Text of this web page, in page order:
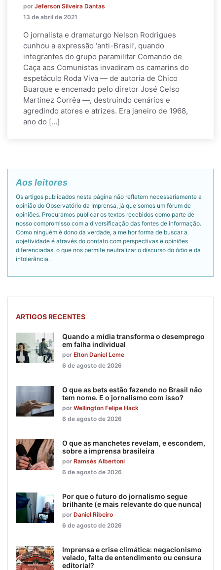
por Jeferson Silveira Dantas
13 de abril de 2021
O jornalista e dramaturgo Nelson Rodrigues
cunhou a expressão ‘anti-Brasil’, quando
integrantes do grupo paramilitar Comando de
Caça aos Comunistas invadiram os camarins do
espetáculo Roda Viva — de autoria de Chico
Buarque e encenado pelo diretor José Celso
Martinez Corrêa —, destruindo cenários e
agredindo atores e atrizes. Era janeiro de 1968,
ano do […]
Aos leitores
Os artigos publicados nesta página não refletem necessariamente a
opinião do Observatório da Imprensa, já que somos um fórum de
opiniões. Procuramos publicar os textos recebidos como parte de
nosso compromisso com a diversificação das fontes de informação.
Como ninguém é dono da verdade, a melhor forma de buscar a
objetividade é através do contato com perspectivas e opiniões
diferenciadas, o que nos permite neutralizar o discurso do ódio e da
intolerância.
ARTIGOS RECENTES
Quando a mídia transforma o desemprego
em falha individual
por Elton Daniel Leme
6 de agosto de 2026
O que as bets estão fazendo no Brasil não
tem nome. E o jornalismo com isso?
por Wellington Felipe Hack
6 de agosto de 2026
O que as manchetes revelam, e escondem,
sobre a imprensa brasileira
por Ramsés Albertoni
6 de agosto de 2026
Por que o futuro do jornalismo segue
brilhante (e mais relevante do que nunca)
por Daniel Ribeiro
6 de agosto de 2026
Imprensa e crise climática: negacionismo
velado, falta de entendimento ou censura
editorial?